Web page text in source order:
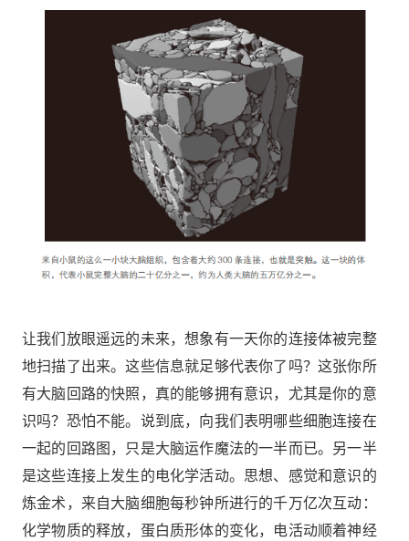
让我们放眼遥远的未来，想象有一天你的连接体被完整
地扫描了出来。这些信息就足够代表你了吗？这张你所
有大脑回路的快照，真的能够拥有意识，尤其是你的意
识吗？恐怕不能。说到底，向我们表明哪些细胞连接在
一起的回路图，只是大脑运作魔法的一半而已。另一半
是这些连接上发生的电化学活动。思想、感觉和意识的
炼金术，来自大脑细胞每秒钟所进行的千万亿次互动：
化学物质的释放，蛋白质形体的变化，电活动顺着神经